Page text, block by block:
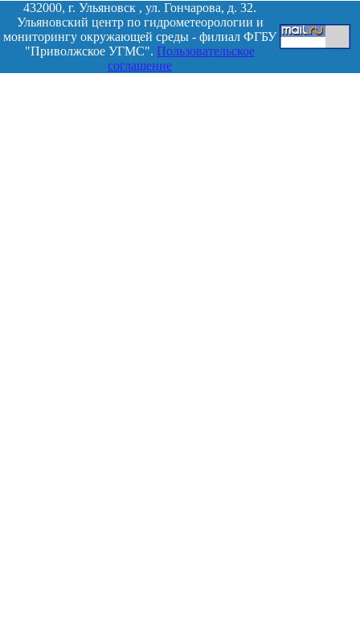
432000, г. Ульяновск , ул. Гончарова, д. 32.
Ульяновский центр по гидрометеорологии и
мониторингу окружающей среды - филиал ФГБУ
"Приволжское УГМС". Пользовательское
соглашение